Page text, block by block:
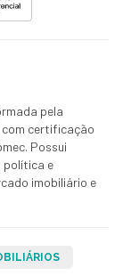
pela
com certificação
Possui
política e
imobiliário e